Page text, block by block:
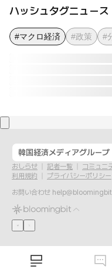
ハッシュタグニュース
#マクロ経済 #政策 #
韓国経済メディアグループ
おしらせ 記者一覧
コミュニ
利用規約
プライバシーポリシー
お問い合わせ